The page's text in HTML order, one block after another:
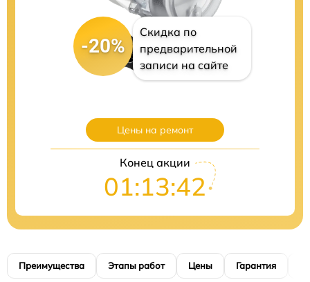
-20%
Скидка по
предварительной
записи на сайте
Цены на ремонт
Конец акции
01:13:41
Преимущества Этапы работ Цены Гарантия